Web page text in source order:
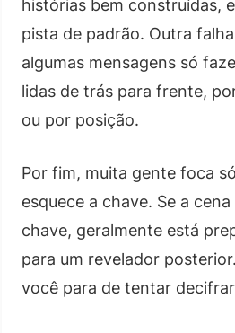
histórias bem construídas,
pista de padrão. Outra
algumas mensagens só
lidas de trás para frente,
ou por posição.
Por fim, muita gente foca
esquece a chave. Se a
chave, geralmente está
para um revelador
você para de tentar